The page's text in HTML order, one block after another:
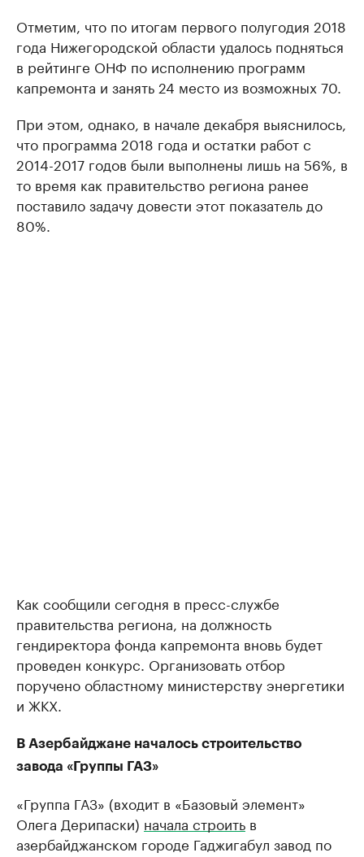
Отметим, что по итогам первого полугодия 2018
года Нижегородской области удалось подняться
в рейтинге ОНФ по исполнению программ
капремонта и занять 24 место из возможных 70.
При этом, однако, в начале декабря выяснилось,
что программа 2018 года и остатки работ с
2014-2017 годов были выполнены лишь на 56%, в
то время как правительство региона ранее
поставило задачу довести этот показатель до
80%.
Как сообщили сегодня в пресс-службе
правительства региона, на должность
гендиректора фонда капремонта вновь будет
проведен конкурс. Организовать отбор
поручено областному министерству энергетики
и ЖКХ.
В Азербайджане началось строительство
завода «Группы ГАЗ»
«Группа ГАЗ» (входит в ​«Базовый элемент»
Олега Дерипаски) начала строить в
азербайджанском городе Гаджигабул завод по